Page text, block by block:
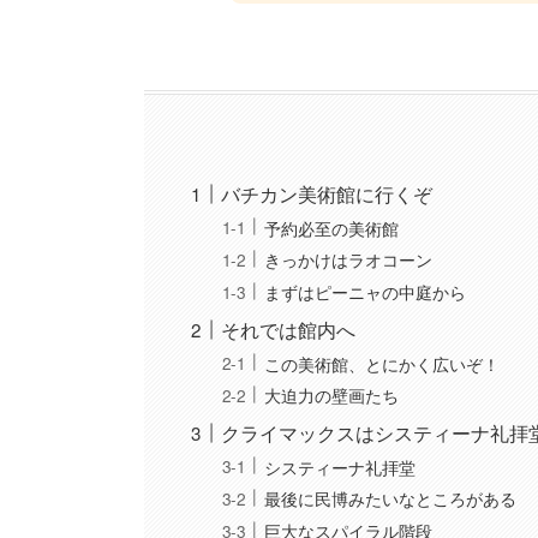
バチカン美術館に行くぞ
予約必至の美術館
きっかけはラオコーン
まずはピーニャの中庭から
それでは館内へ
この美術館、とにかく広いぞ！
大迫力の壁画たち
クライマックスはシスティーナ礼拝
システィーナ礼拝堂
最後に民博みたいなところがある
巨大なスパイラル階段